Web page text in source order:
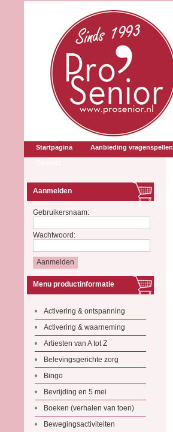
Startpagina Aanbieding vragenspellen
Aanmelden
Gebruikersnaam:
Wachtwoord:
Menu productinformatie
Activering & ontspanning
Activering & waarneming
Artiesten van A tot Z
Belevingsgerichte zorg
Bingo
Bevrijding en 5 mei
Boeken (verhalen van toen)
Bewegingsactiviteiten